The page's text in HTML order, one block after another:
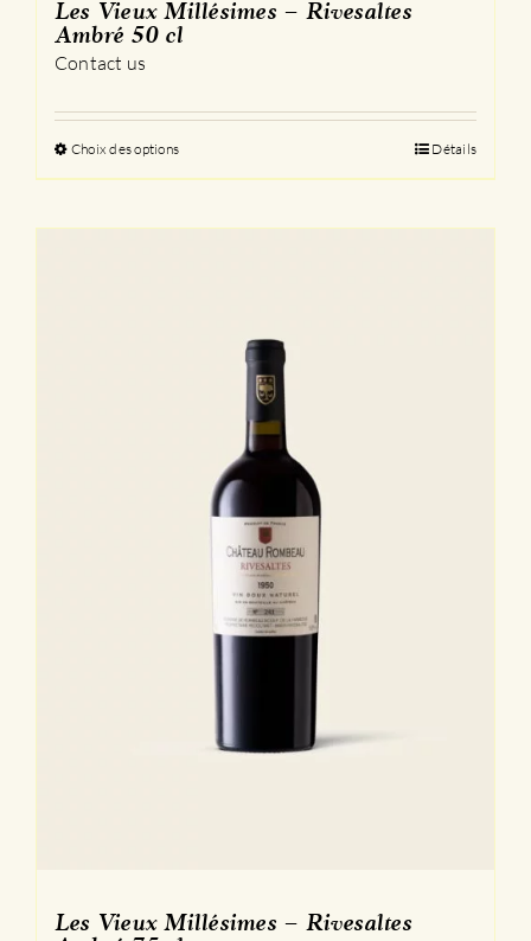
Les Vieux Millésimes – Rivesaltes
Ambré 50 cl
Contact us
Choix des optionsCe
produit
peuvent
choisies
page
produit
Détails
Les Vieux Millésimes – Rivesaltes